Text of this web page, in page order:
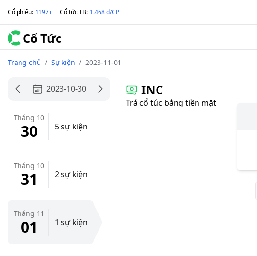
Cổ phiếu: 1197+ Cổ tức TB: 1.468 đ/CP
Cổ Tức
Trang chủ / Sự kiện / 2023-11-01
2023-10-30
Tháng 10
30 5 sự kiện
Tháng 10
31 2 sự kiện
Tháng 11
01 1 sự kiện
INC
Trả cổ tức bằng tiền mặt